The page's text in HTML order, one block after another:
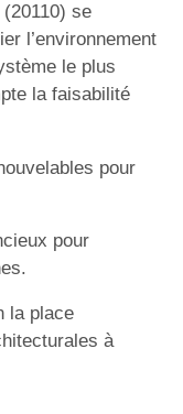
se
l’environnement
le plus
la faisabilité
pour
pour
la place
à